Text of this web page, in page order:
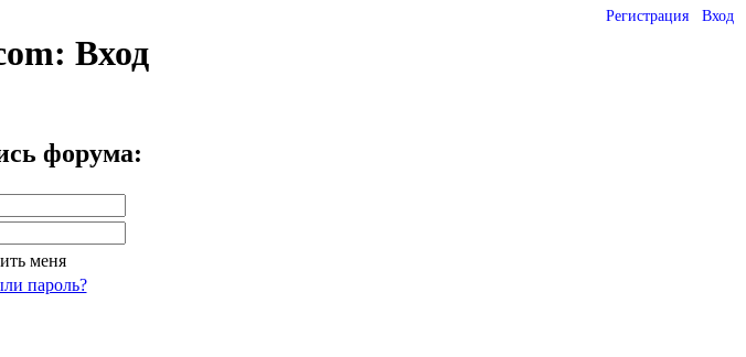
Регистрация Вход
Вход
форума:
меня
пароль?